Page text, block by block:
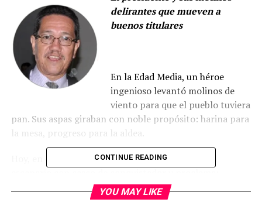
delirantes que mueven a
buenos titulares
En la Edad Media, un héroe
ingenioso levantó molinos de
viento para que el pueblo tuviera
pan. Sus aspas giraban con noble propósito: harina para
la mesa, progreso para la aldea.
Hoy, en cambio, un presidente “genial” se sube al
—¡Molinos inteligentes! ¡La sustitución energética será
CONTINUE READING
YOU MAY LIKE